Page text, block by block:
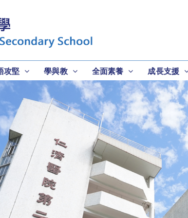
攻堅 學與教 全面素養 成長支援